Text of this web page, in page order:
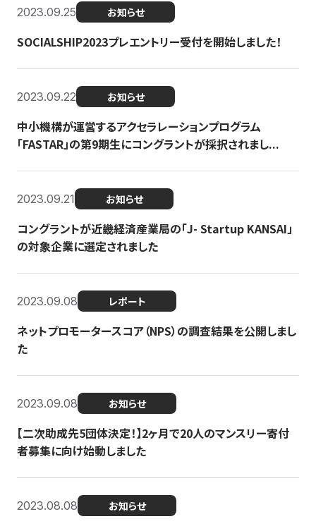
2023.09.25 お知らせ
SOCIALSHIP2023プレエントリー受付を開始しました！
2023.09.22 お知らせ
中小機構が運営するアクセラレーションプログラム
「FASTAR」の第9期生にコングラントが採択されまし...
2023.09.21 お知らせ
コングラントが近畿経済産業局の「J- Startup KANSAI」
の対象企業に選定されました
2023.09.08 レポート
ネットプロモータースコア（NPS）の調査結果を公開しまし
た
2023.09.08 お知らせ
【二次助成先5団体決定！】2ヶ月で20人のマンスリー寄付
者募集に向け始動しました
2023.08.08 お知らせ